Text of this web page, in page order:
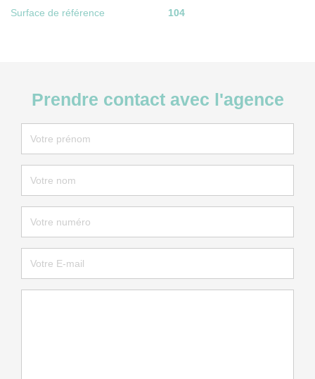
Surface de référence 104
Prendre contact avec l'agence